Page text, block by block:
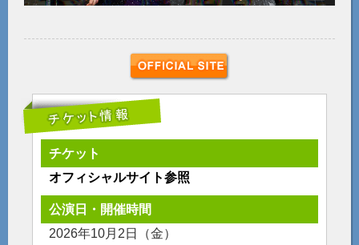
チケット
オフィシャルサイト参照
公演日・開催時間
2026年10月2日（金）